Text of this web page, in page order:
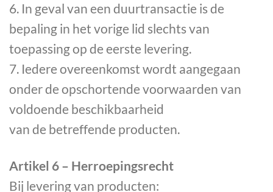
6. In geval van een duurtransactie is de
bepaling in het vorige lid slechts van
toepassing op de eerste levering.
7. Iedere overeenkomst wordt aangegaan
onder de opschortende voorwaarden van
voldoende beschikbaarheid
van de betreffende producten.
Artikel 6 – Herroepingsrecht
Bij levering van producten: